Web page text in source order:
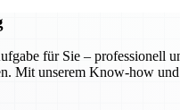
für Sie – professionell
Mit unserem Know-how